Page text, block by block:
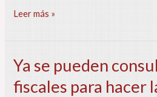
Leer más »
Ya se pueden
fiscales para hacer
Ya
se
pueden